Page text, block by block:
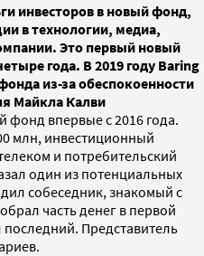
инвесторов в новый фонд,
в технологии, медиа,
Это первый новый
года. В 2019 году Baring
из-за обеспокоенности
Майкла Калви
фонд впервые с 2016 года.
млн, инвестиционный
и потребительский
один из потенциальных
собеседник, знакомый с
часть денег в первой
Представитель